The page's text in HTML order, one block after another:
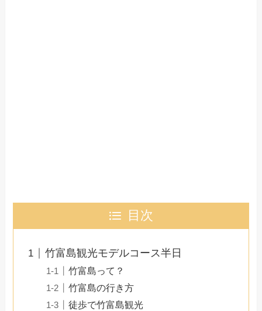
目次
竹富島観光モデルコース半日
竹富島って？
竹富島の行き方
徒歩で竹富島観光